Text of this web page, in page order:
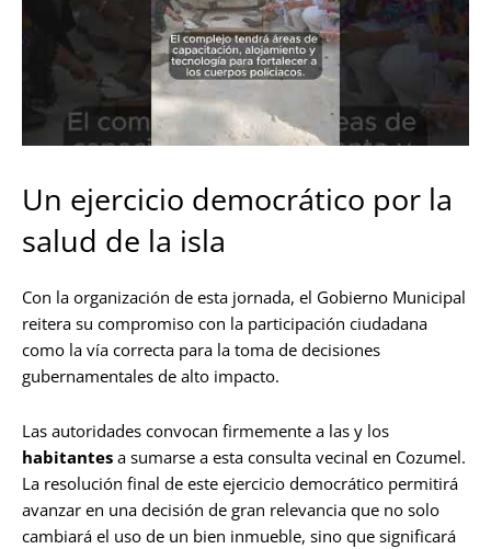
Un ejercicio democrático por la
salud de la isla
Con la organización de esta jornada, el Gobierno Municipal
reitera su compromiso con la participación ciudadana
como la vía correcta para la toma de decisiones
gubernamentales de alto impacto.
Las autoridades convocan firmemente a las y los
habitantes a sumarse a esta consulta vecinal en Cozumel.
La resolución final de este ejercicio democrático permitirá
avanzar en una decisión de gran relevancia que no solo
cambiará el uso de un bien inmueble, sino que significará